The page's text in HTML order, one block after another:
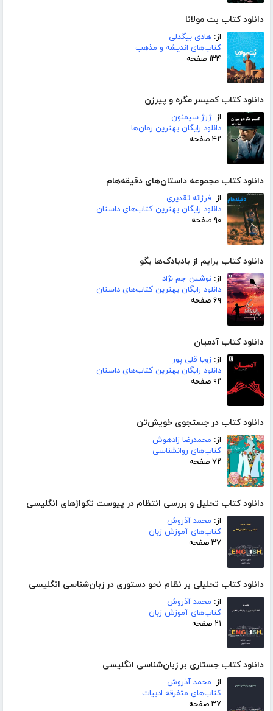
دانلود کتاب بت مولانا
از: هادی بیگدلی
کتاب‌های اندیشه و مذهب
۱۳۴ صفحه
دانلود کتاب کمیسر مگره و پیرزن
از:ژرژ سیمنون
دانلود رایگان بهترین رمان‌ها
۴۲ صفحه
دانلود کتاب مجموعه داستان‌های دقیقه‌هام
از: فرزانه تقدیری
دانلود رایگان بهترین کتاب‌های داستان
۹۰ صفحه
دانلود کتاب برایم از بادبادک‌ها بگو
از: نوشین جم نژاد
دانلود رایگان بهترین کتاب‌های داستان
۶۹ صفحه
دانلود کتاب آدمیان
از: زویا قلی پور
دانلود رایگان بهترین کتاب‌های داستان
۹۲ صفحه
دانلود کتاب در جستجوی خویش‌تن
از: محمدرضا زادهوش
کتاب‌های روانشناسی
۷۲ صفحه
دانلود کتاب تحلیل و بررسی انتظام در پیوست تکواژهای انگلیسی
از: محمد آذروش
کتاب‌های آموزش زبان
۳۷ صفحه
دانلود کتاب تحلیلی بر نظام نحو دستوری در زبان‌شناسی انگلیسی
از: محمد آذروش
کتاب‌های آموزش زبان
۲۱ صفحه
دانلود کتاب جستاری بر زبان‌شناسی انگلیسی
از: محمد آذروش
کتاب‌های متفرقه ادبیات
۳۷ صفحه